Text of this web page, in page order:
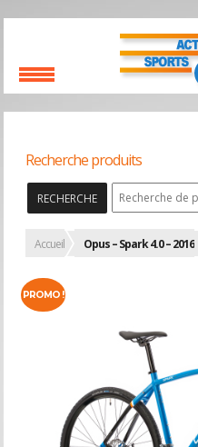
Recherche produits
RECHERCHE
Accueil Opus – Spark 4.0 – 2016
PROMO !